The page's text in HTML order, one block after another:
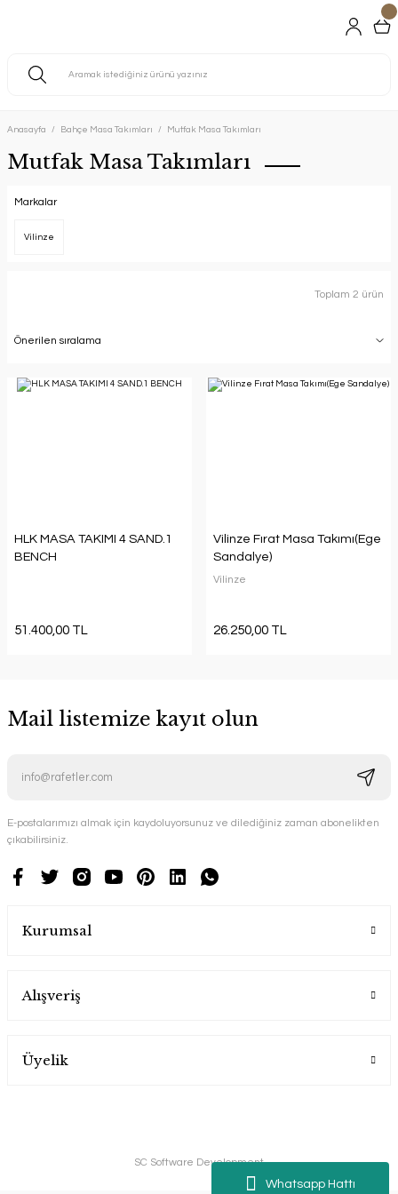
Whatsapp Hattı
Anasayfa Bahçe Masa Takımları Mutfak Masa Takımları
Mutfak Masa Takımları
Markalar
Vilinze
Toplam 2 ürün
HLK MASA TAKIMI 4 SAND.1
BENCH
51.400,00 TL
Vilinze Fırat Masa Takımı(Ege
Sandalye)
Vilinze
26.250,00 TL
Mail listemize kayıt olun
E-postalarımızı almak için kaydoluyorsunuz ve dilediğiniz zaman abonelikten
çıkabilirsiniz.
Kurumsal
Alışveriş
Üyelik
SC Software Development